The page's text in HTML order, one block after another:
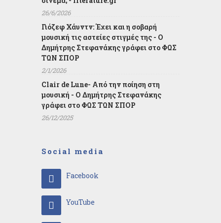
26/6/2026
Γιόζεφ Χάυντν: Έχει και η σοβαρή
μουσική τις αστείες στιγμές της - Ο
Δημήτρης Στεφανάκης γράφει στο ΦΩΣ
ΤΩΝ ΣΠΟΡ
2/1/2026
Clair de Lune- Από την ποίηση στη
μουσική - Ο Δημήτρης Στεφανάκης
γράφει στο ΦΩΣ ΤΩΝ ΣΠΟΡ
26/12/2025
Social media
Facebook
YouTube